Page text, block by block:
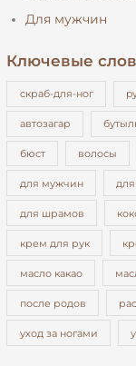
Для мужчин
Ключевые
cкраб-для-ног
автозагар
бюст волосы
для мужчин для
для шрамов
крем для рук
масло какао
после родов
уход за ногами